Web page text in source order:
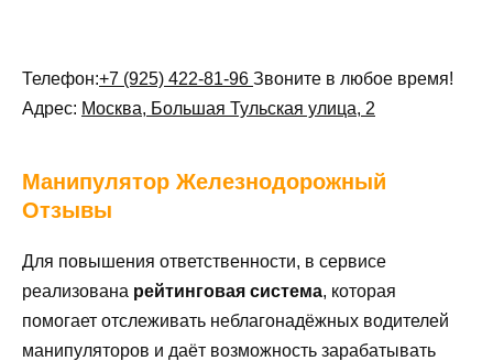
Телефон:+7 (925) 422-81-96 Звоните в любое время!
Адрес: Москва, Большая Тульская улица, 2
Манипулятор Железнодорожный
Отзывы
Для повышения ответственности, в сервисе
реализована рейтинговая система, которая
помогает отслеживать неблагонадёжных водителей
манипуляторов и даёт возможность зарабатывать